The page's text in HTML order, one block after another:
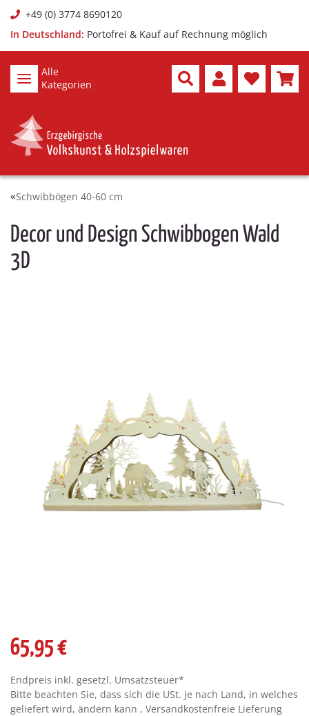
+49 (0) 3774 8690120
In Deutschland: Portofrei & Kauf auf Rechnung möglich
Alle
Kategorien
Schwibbögen 40-60 cm
Decor und Design Schwibbogen Wald
3D
65,95 €
Endpreis inkl. gesetzl. Umsatzsteuer*
Bitte beachten Sie, dass sich die USt. je nach Land, in welches
geliefert wird, ändern kann , Versandkostenfreie Lieferung